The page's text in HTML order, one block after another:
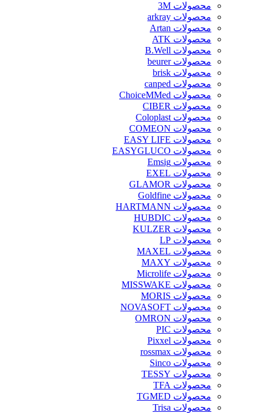
محصولات 3M
محصولات arkray
محصولات Artan
محصولات ATK
محصولات B.Well
محصولات beurer
محصولات brisk
محصولات canped
محصولات ChoiceMMed
محصولات CIBER
محصولات Coloplast
محصولات COMEON
محصولات EASY LIFE
محصولات EASYGLUCO
محصولات Emsig
محصولات EXEL
محصولات GLAMOR
محصولات Goldfine
محصولات HARTMANN
محصولات HUBDIC
محصولات KULZER
محصولات LP
محصولات MAXEL
محصولات MAXY
محصولات Microlife
محصولات MISSWAKE
محصولات MORIS
محصولات NOVASOFT
محصولات OMRON
محصولات PIC
محصولات Pixxel
محصولات rossmax
محصولات Sinco
محصولات TESSY
محصولات TFA
محصولات TGMED
محصولات Trisa